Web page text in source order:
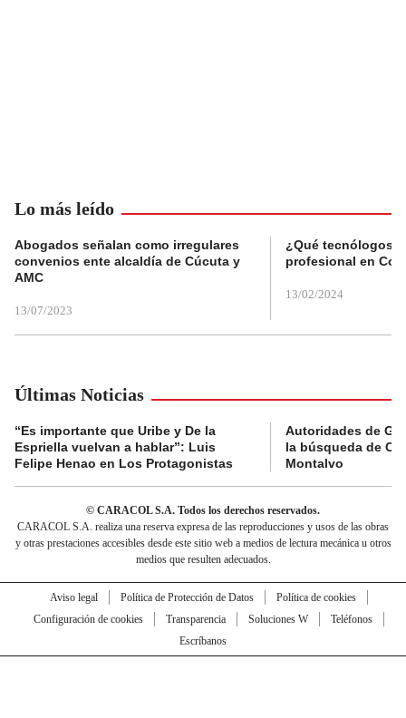
Lo más leído
Abogados señalan como irregulares
convenios ente alcaldía de Cúcuta y
AMC
13/07/2023
¿Qué tecnólogos
profesional en
13/02/2024
Últimas Noticias
“Es importante que Uribe y De la
Espriella vuelvan a hablar”: Luis
Felipe Henao en Los Protagonistas
Autoridades de
la búsqueda de
Montalvo
© CARACOL S.A. Todos los derechos reservados.
CARACOL S.A. realiza una reserva expresa de las reproducciones y usos de las obras
y otras prestaciones accesibles desde este sitio web a medios de lectura mecánica u otros
medios que resulten adecuados.
Aviso legal Política de Protección de Datos
Política de cookies
Configuración de cookies
Transparencia Soluciones W
Teléfonos
Escríbanos